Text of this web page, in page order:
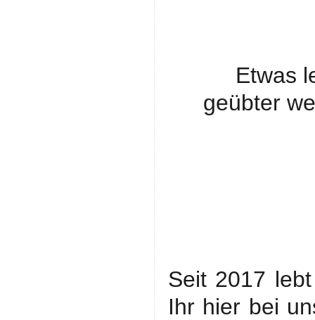
Etwas
geübter
Seit 2017
Ihr hier bei